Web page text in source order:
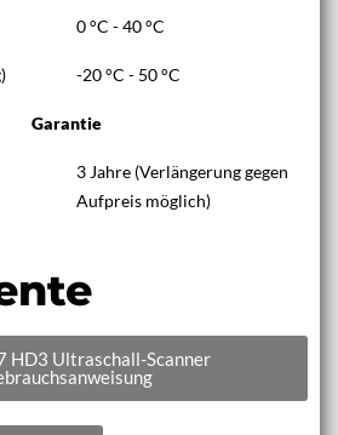
0 °C - 40 °C
-20 °C - 50 °C
Garantie
3 Jahre (Verlängerung gegen
Aufpreis möglich)
HD3 Ultraschall-Scanner